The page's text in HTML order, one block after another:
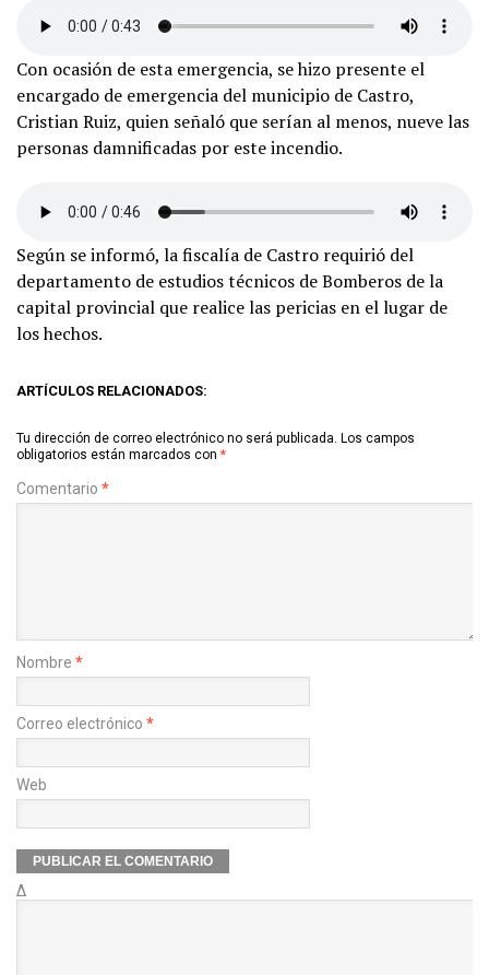
Con ocasión de esta emergencia, se hizo presente el
encargado de emergencia del municipio de Castro,
Cristian Ruiz, quien señaló que serían al menos, nueve las
personas damnificadas por este incendio.
Según se informó, la fiscalía de Castro requirió del
departamento de estudios técnicos de Bomberos de la
capital provincial que realice las pericias en el lugar de
los hechos.
ARTÍCULOS RELACIONADOS:
Tu dirección de correo electrónico no será publicada. Los campos
obligatorios están marcados con *
Comentario *
Nombre *
Correo electrónico *
Web
Δ